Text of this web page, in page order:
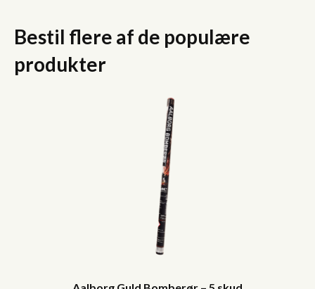
Bestil flere af de populære
produkter